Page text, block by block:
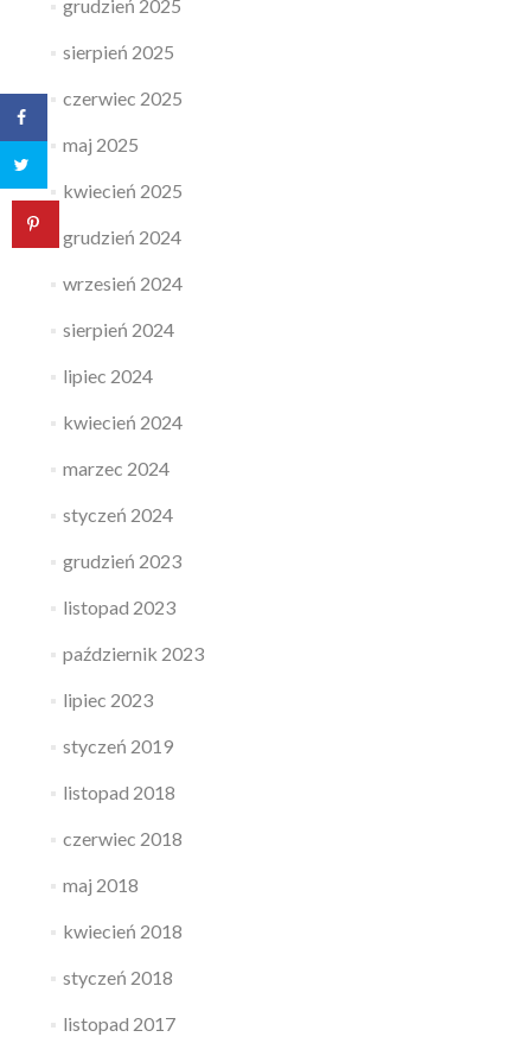
grudzień 2025
sierpień 2025
czerwiec 2025
maj 2025
kwiecień 2025
grudzień 2024
wrzesień 2024
sierpień 2024
lipiec 2024
kwiecień 2024
marzec 2024
styczeń 2024
grudzień 2023
listopad 2023
październik 2023
lipiec 2023
styczeń 2019
listopad 2018
czerwiec 2018
maj 2018
kwiecień 2018
styczeń 2018
listopad 2017